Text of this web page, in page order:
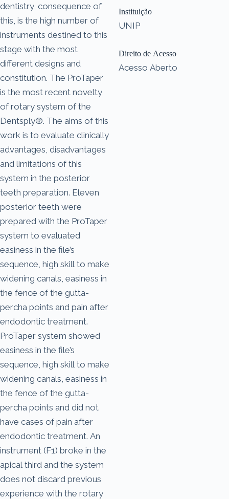
dentistry, consequence of
this, is the high number of
instruments destined to this
stage with the most
different designs and
constitution. The ProTaper
is the most recent novelty
of rotary system of the
Dentsply®. The aims of this
work is to evaluate clinically
advantages, disadvantages
and limitations of this
system in the posterior
teeth preparation. Eleven
posterior teeth were
prepared with the ProTaper
system to evaluated
easiness in the file’s
sequence, high skill to make
widening canals, easiness in
the fence of the gutta-
percha points and pain after
endodontic treatment.
ProTaper system showed
easiness in the file’s
sequence, high skill to make
widening canals, easiness in
the fence of the gutta-
percha points and did not
have cases of pain after
endodontic treatment. An
instrument (F1) broke in the
apical third and the system
does not discard previous
experience with the rotary
Instituição
UNIP
Direito de Acesso
Acesso Aberto